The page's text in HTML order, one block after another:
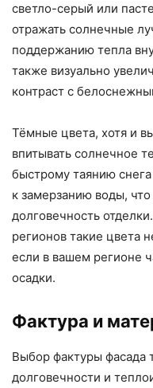
светло-серый или
отражать солнечные
поддержанию тепла
также визуально
контраст с
Тёмные цвета, хотя и
впитывать солнечное
быстрому таянию
к замерзанию воды,
долговечность
регионов такие цвета
если в вашем регионе
осадки.
Фактура и
Выбор фактуры фасада
долговечности и